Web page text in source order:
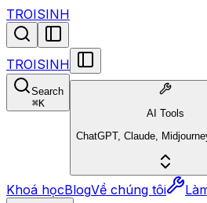
TROISINH
TROISINH
Search
⌘K
AI Tools
ChatGPT, Claude,
Khoá họcBlogVề chúng tôi